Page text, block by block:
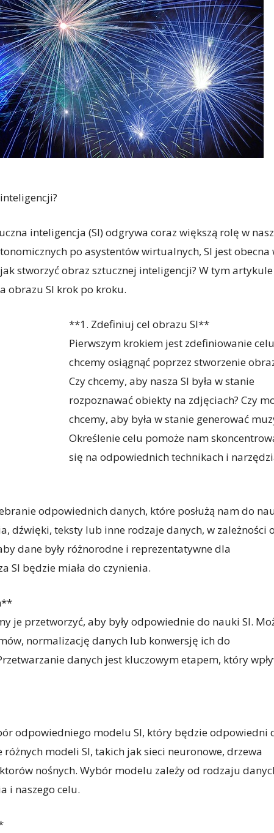
inteligencja (SI) odgrywa coraz większą rolę w
po asystentów wirtualnych, SI jest obecna
stworzyć obraz sztucznej inteligencji? W tym artykule
obrazu SI krok po kroku.
**1. Zdefiniuj cel obrazu SI**
Pierwszym krokiem jest zdefiniowanie
chcemy osiągnąć poprzez stworzenie
Czy chcemy, aby nasza SI była w stanie
rozpoznawać obiekty na zdjęciach? Czy
chcemy, aby była w stanie generować
Określenie celu pomoże nam
się na odpowiednich technikach i
odpowiednich danych, które posłużą nam do
dźwięki, teksty lub inne rodzaje danych, w zależności
dane były różnorodne i reprezentatywne dla
SI będzie miała do czynienia.
je przetworzyć, aby były odpowiednie do nauki SI.
normalizację danych lub konwersję ich do
danych jest kluczowym etapem, który
odpowiedniego modelu SI, który będzie odpowiedni
różnych modeli SI, takich jak sieci neuronowe, drzewa
nośnych. Wybór modelu zależy od rodzaju
i naszego celu.